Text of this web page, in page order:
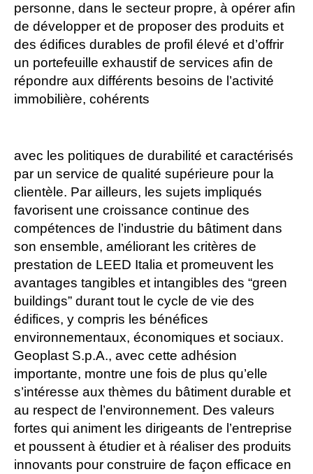
personne, dans le secteur propre, à opérer afin
de développer et de proposer des produits et
des édifices durables de profil élevé et d’offrir
un portefeuille exhaustif de services afin de
répondre aux différents besoins de l’activité
immobilière, cohérents
avec les politiques de durabilité et caractérisés
par un service de qualité supérieure pour la
clientèle. Par ailleurs, les sujets impliqués
favorisent une croissance continue des
compétences de l’industrie du bâtiment dans
son ensemble, améliorant les critères de
prestation de LEED Italia et promeuvent les
avantages tangibles et intangibles des “green
buildings” durant tout le cycle de vie des
édifices, y compris les bénéfices
environnementaux, économiques et sociaux.
Geoplast S.p.A., avec cette adhésion
importante, montre une fois de plus qu’elle
s’intéresse aux thèmes du bâtiment durable et
au respect de l’environnement. Des valeurs
fortes qui animent les dirigeants de l’entreprise
et poussent à étudier et à réaliser des produits
innovants pour construire de façon efficace en